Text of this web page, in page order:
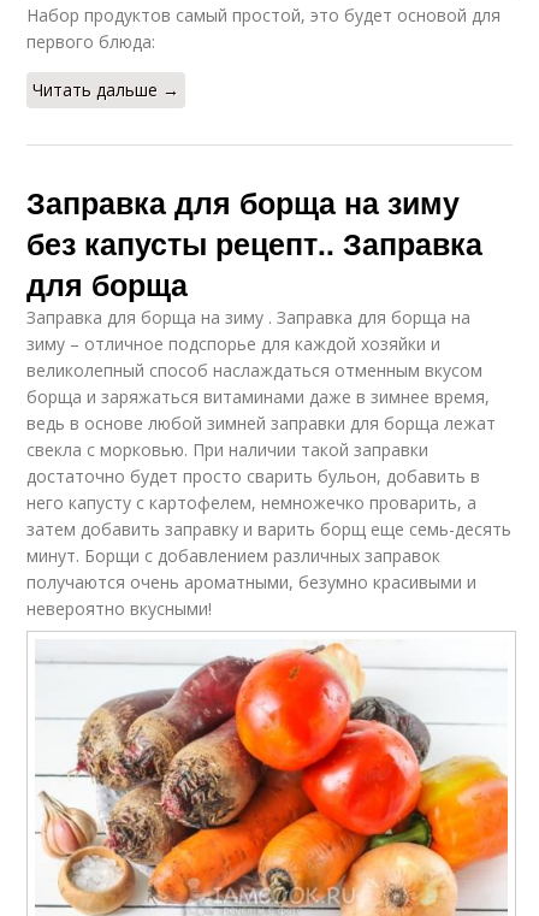
Набор продуктов самый простой, это будет основой для
первого блюда:
Читать дальше →
Заправка для борща на зиму
без капусты рецепт.. Заправка
для борща
Заправка для борща на зиму . Заправка для борща на
зиму – отличное подспорье для каждой хозяйки и
великолепный способ наслаждаться отменным вкусом
борща и заряжаться витаминами даже в зимнее время,
ведь в основе любой зимней заправки для борща лежат
свекла с морковью. При наличии такой заправки
достаточно будет просто сварить бульон, добавить в
него капусту с картофелем, немножечко проварить, а
затем добавить заправку и варить борщ еще семь-десять
минут. Борщи с добавлением различных заправок
получаются очень ароматными, безумно красивыми и
невероятно вкусными!